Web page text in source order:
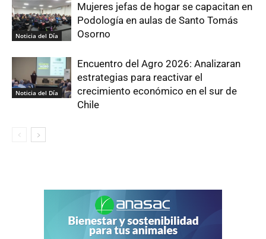
Noticia del Día
Mujeres jefas de hogar se capacitan en
Podología en aulas de Santo Tomás
Osorno
Noticia del Día
Encuentro del Agro 2026: Analizaran
estrategias para reactivar el
crecimiento económico en el sur de
Chile